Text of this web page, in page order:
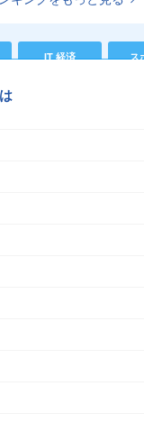
IT 経済 ス